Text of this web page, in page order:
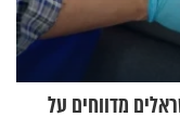
מדווחים על